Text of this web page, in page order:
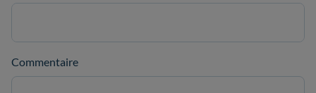
Commentaire